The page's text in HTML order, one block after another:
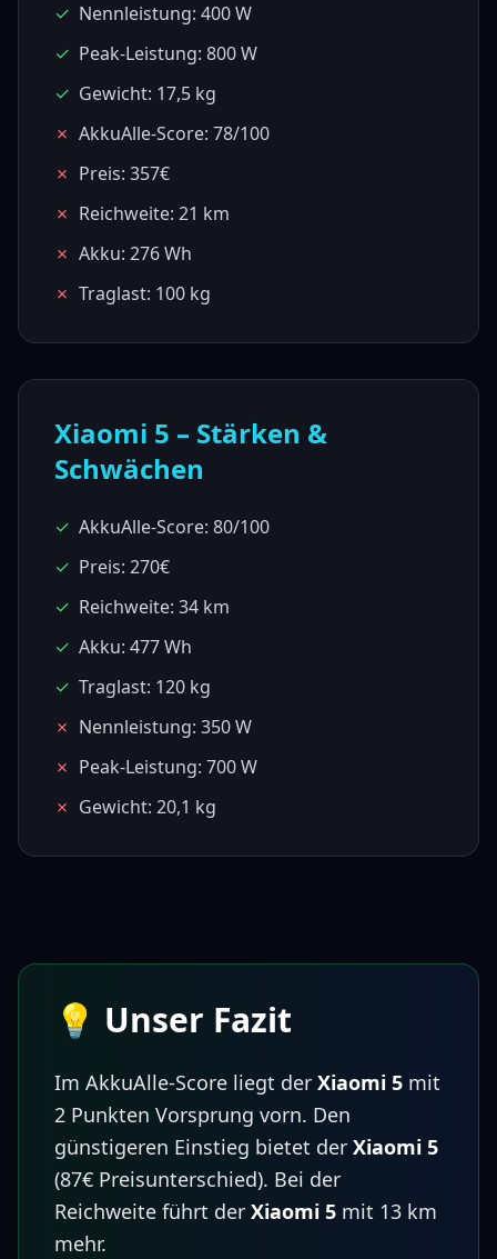
✓ Nennleistung: 400 W
✓ Peak-Leistung: 800 W
✓ Gewicht: 17,5 kg
✗ AkkuAlle-Score: 78/100
✗ Preis: 357€
✗ Reichweite: 21 km
✗ Akku: 276 Wh
✗ Traglast: 100 kg
Xiaomi 5 – Stärken &
Schwächen
✓ AkkuAlle-Score: 80/100
✓ Preis: 270€
✓ Reichweite: 34 km
✓ Akku: 477 Wh
✓ Traglast: 120 kg
✗ Nennleistung: 350 W
✗ Peak-Leistung: 700 W
✗ Gewicht: 20,1 kg
💡 Unser Fazit
Im AkkuAlle-Score liegt der Xiaomi 5 mit
2 Punkten Vorsprung vorn. Den
günstigeren Einstieg bietet der Xiaomi 5
(87€ Preisunterschied). Bei der
Reichweite führt der Xiaomi 5 mit 13 km
mehr.